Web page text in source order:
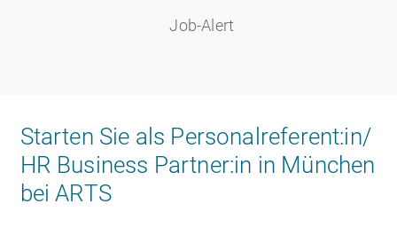
Job-Alert
Starten Sie als Personalreferent:in/
HR Business Partner:in in München
bei ARTS